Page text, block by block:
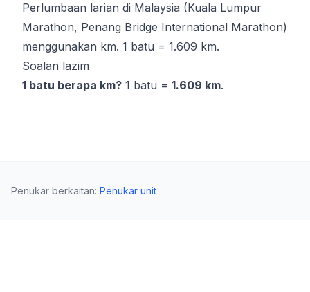
Perlumbaan larian di Malaysia (Kuala Lumpur
Marathon, Penang Bridge International Marathon)
menggunakan km. 1 batu = 1.609 km.
Soalan lazim
1 batu berapa km? 1 batu = 1.609 km.
Penukar berkaitan: Penukar unit